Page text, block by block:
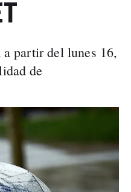
partir del lunes 16,
de